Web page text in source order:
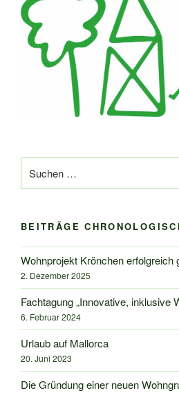
nach:
BEITRÄGE
Wohnprojekt Krönchen erfolgreich
2. Dezember 2025
Fachtagung „Innovative, inklusive
6. Februar 2024
Urlaub auf Mallorca
20. Juni 2023
Die Gründung einer neuen